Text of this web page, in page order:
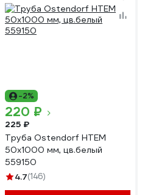
-2%
220 ₽
225 ₽
Труба Ostendorf HTEM
50x1000 мм, цв.белый
559150
4.7(146)